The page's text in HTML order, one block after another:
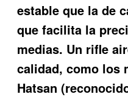
estable que la de
que facilita la
medias. Un rifle
calidad, como los
Hatsan